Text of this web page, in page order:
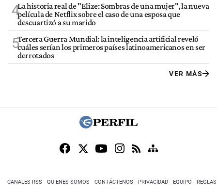
4La historia real de "Elize: Sombras de una mujer", la nueva
película de Netflix sobre el caso de una esposa que
descuartizó a su marido
5Tercera Guerra Mundial: la inteligencia artificial reveló
cuáles serían los primeros países latinoamericanos en ser
derrotados
VER MÁS
CANALES RSS QUIENES SOMOS CONTÁCTENOS PRIVACIDAD EQUIPO